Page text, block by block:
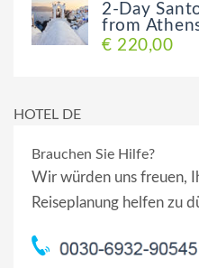
2-Day
from
€ 220,00
HOTEL DE
Brauchen Sie Hilfe?
Wir würden uns freuen,
Reiseplanung helfen zu